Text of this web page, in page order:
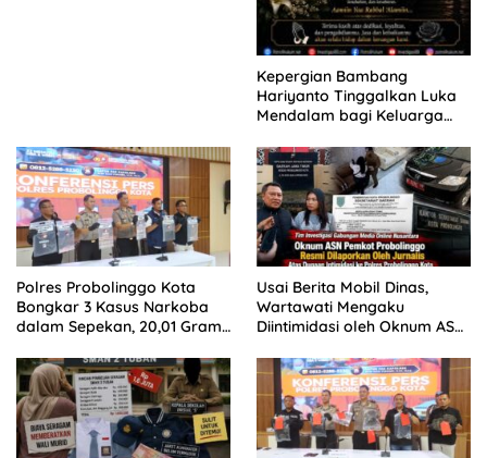
Kepergian Bambang
Hariyanto Tinggalkan Luka
Mendalam bagi Keluarga
Polres Probolinggo Kota
Bongkar 3 Kasus Narkoba
dalam Sepekan, 20,01 Gram
Usai Berita Mobil Dinas,
Wartawati Mengaku
Diintimidasi oleh Oknum ASN
Tempuh Jalur Hukum